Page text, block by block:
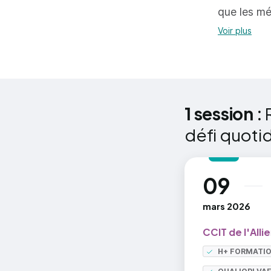
Le
que les
Voir plus
1 session :
défi
09
mars 2026
au
CCIT de
H+